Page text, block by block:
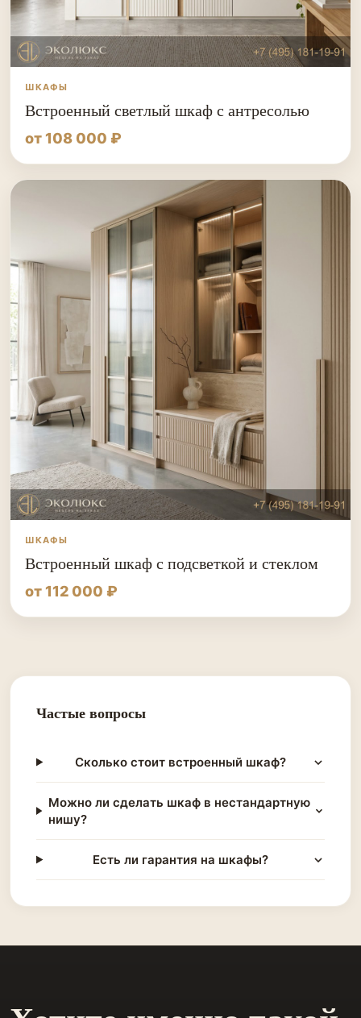
ШКАФЫ
Встроенный светлый шкаф с антресолью
от 108 000 ₽
ШКАФЫ
Встроенный шкаф с подсветкой и стеклом
от 112 000 ₽
Частые вопросы
Сколько стоит встроенный шкаф?
Можно ли сделать шкаф в нестандартную
нишу?
Есть ли гарантия на шкафы?